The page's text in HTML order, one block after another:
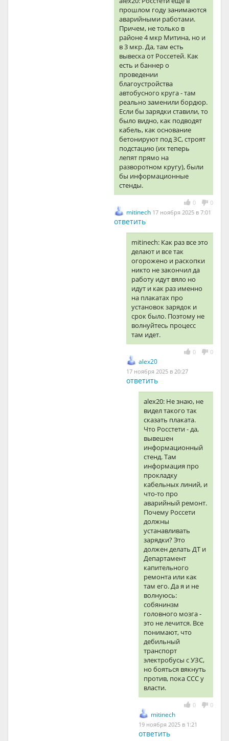
прошлом году занимаются
аварийными работами.
Причем, не только в
районе 4 мкр Митина, но и
в 3 мкр. Да, там есть
вывеска от Россетей. Как
есть и баннер о
проведении
благоустройства
автобусного круга - там
реально заменили бордюр.
Если бы зарядки ставили, то
было видно, как подводят
кабель, как основание
бетонируют под ЗС, строят
подстацию (их теперь
лепят прямо на
разворотном кругу), были
бы информационные
стенды.
0 0
mitinech 17 ноября 2025 в 7:01
ответить
mitinech: Как раз все это
делают и все так
огорожено и раскопки
никто не закончил да
работу идут вяло но
идут и как раз именно
на плакатах про
установок зарядок и
срок было. Поэтому не
волнуйтесь процесс
там идет.
0 0
alex20
17 ноября 2025 в 20:27
ответить
alex20: Не знаю, не
видел такого так
сказать плаката.
Что Росстети - да,
вывешен
информационный
стенд. Там
информация про
прокладку
кабельных линий, и
что-то про
аварийный ремонт.
Почему Россети
должны
устанавливать
зарядки? Это
должен делать ДТ и
Департамент
капительного
ремонта или как
там его. Да я и не
волнуюсь:
собянинзм
головного мозга -
это не лечится. Все
понимают, что
дебильный
транспорт
электробусы с УЗС,
но бояться вякнуть
против, пока ССС у
власти.
0 0
mitinech
19 ноября 2025 в 1:21
ответить